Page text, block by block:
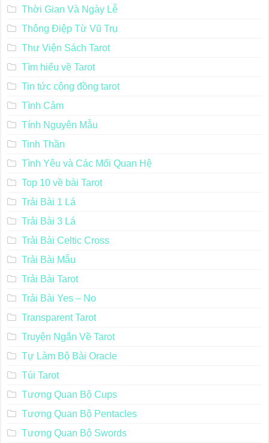
Thời Gian Và Ngày Lễ
Thông Điệp Từ Vũ Trụ
Thư Viện Sách Tarot
Tìm hiểu về Tarot
Tin tức cộng đồng tarot
Tình Cảm
Tính Nguyên Mẫu
Tinh Thần
Tình Yêu và Các Mối Quan Hệ
Top 10 về bài Tarot
Trải Bài 1 Lá
Trải Bài 3 Lá
Trải Bài Celtic Cross
Trải Bài Mẫu
Trải Bài Tarot
Trải Bài Yes – No
Transparent Tarot
Truyện Ngắn Về Tarot
Tự Làm Bộ Bài Oracle
Túi Tarot
Tương Quan Bộ Cups
Tương Quan Bộ Pentacles
Tương Quan Bộ Swords